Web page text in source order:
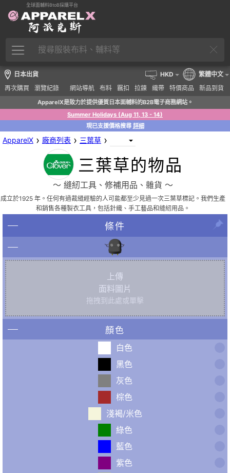
全球面輔料BtoB採購平台
日本出貨
再次購買
瀏覽紀錄 網站導航 布料 羈扣 拉鍊 織帶 特價商品 新品到貨
HKD 繁體中文
ApparelX是致力於提供優質日本面輔料的B2B電子商務網站。
Summer Holidays (Aug 11, 13 - 14)
現已支援價格搜尋 詳細
ApparelX › 廠商列表 › 三葉草 ›
三葉草的物品
〜 縫紉工具、修補用品、雜貨 〜
成立於1925 年。任何有過裁縫經驗的人可能都至少見過一次三葉草標記。我們生產
和銷售各種製衣工具，包括針織、手工藝品和縫紉用品。
條件
上傳
面料圖片
拖拽到此處或單擊
顏色
白色
黑色
灰色
棕色
淺褐/米色
綠色
藍色
紫色